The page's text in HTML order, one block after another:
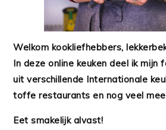
Welkom kookliefhebbers,
In deze online keuken deel ik mijn
uit verschillende Internationale
toffe restaurants en nog veel
Eet smakelijk alvast!